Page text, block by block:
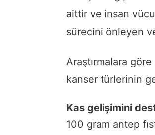
aittir ve insan
sürecini önleyen
Araştırmalara
kanser türlerinin
Kas gelişimini
100 gram antep